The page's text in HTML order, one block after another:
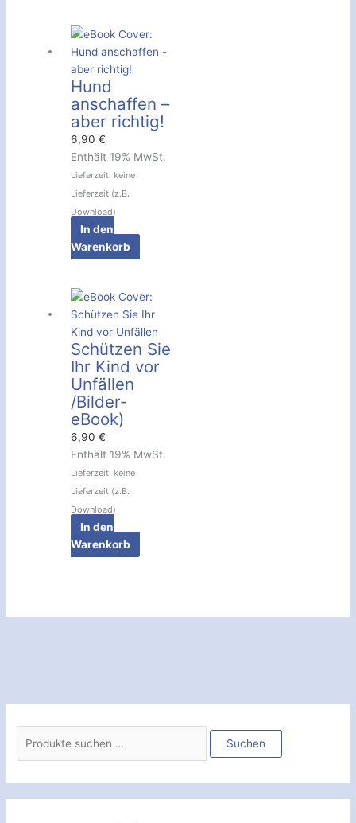
Hund
anschaffen –
aber richtig!
6,90€
Enthält 19% MwSt.
Lieferzeit: keine
Lieferzeit (z.B.
Download)
In den
Warenkorb
Schützen Sie
Ihr Kind vor
Unfällen
/Bilder-
eBook)
6,90€
Enthält 19% MwSt.
Lieferzeit: keine
Lieferzeit (z.B.
Download)
In den
Warenkorb
e
Suchen